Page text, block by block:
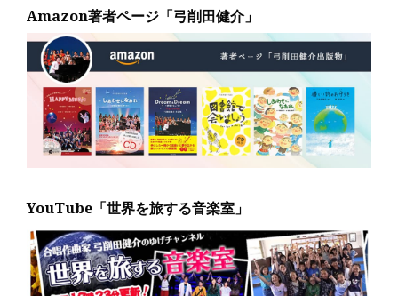
Amazon著者ページ「弓削田健介」
YouTube「世界を旅する音楽室」